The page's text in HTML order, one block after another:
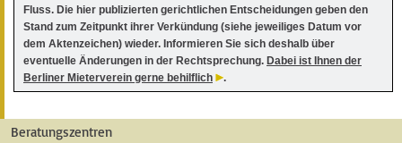
Fluss. Die hier publizierten gerichtlichen Entscheidungen geben den
Stand zum Zeitpunkt ihrer Verkündung (siehe jeweiliges Datum vor
dem Aktenzeichen) wieder. Informieren Sie sich deshalb über
eventuelle Änderungen in der Rechtsprechung. Dabei ist Ihnen der
Berliner Mieterverein gerne behilflich
.
Beratungszentren